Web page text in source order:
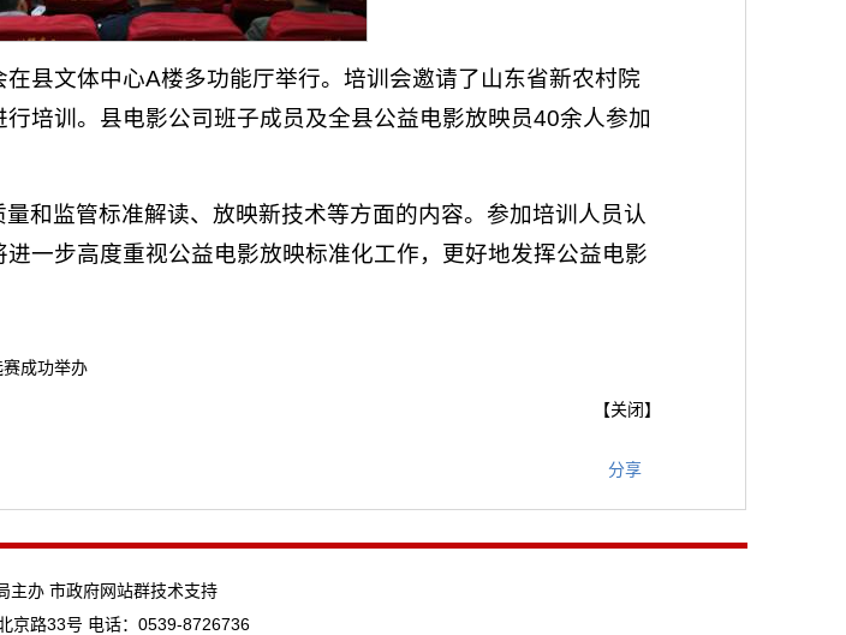
县文体中心A楼多功能厅举行。培训会邀请了山东省新农村院
培训。县电影公司班子成员及全县公益电影放映员40余人参加
和监管标准解读、放映新技术等方面的内容。参加培训人员认
一步高度重视公益电影放映标准化工作，更好地发挥公益电影
成功举办
【关闭】
分享
主办 市政府网站群技术支持
京路33号 电话：0539-8726736